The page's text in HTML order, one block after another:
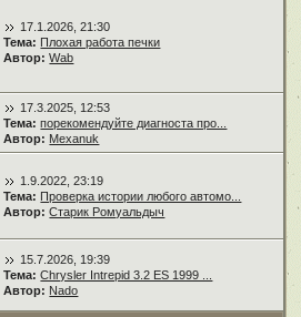
17.1.2026, 21:30
Тема: Плохая работа печки
Автор: Wab
17.3.2025, 12:53
Тема: порекомендуйте диагноста про...
Автор: Mexanuk
1.9.2022, 23:19
Тема: Проверка истории любого автомо...
Автор: Старик Ромуальдыч
15.7.2026, 19:39
Тема: Chrysler Intrepid 3.2 ES 1999 ...
Автор: Nado